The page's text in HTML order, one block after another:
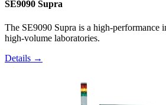
SE9090 Supra
The SE9090 Supra is a high-performance
high-volume laboratories.
Details →